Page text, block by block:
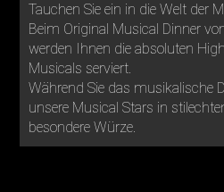
Tauchen Sie ein in die Welt der
Beim Original Musical Dinner
werden Ihnen die absoluten
Musicals serviert.
Während Sie das musikalische
unsere Musical Stars in
besondere Würze.